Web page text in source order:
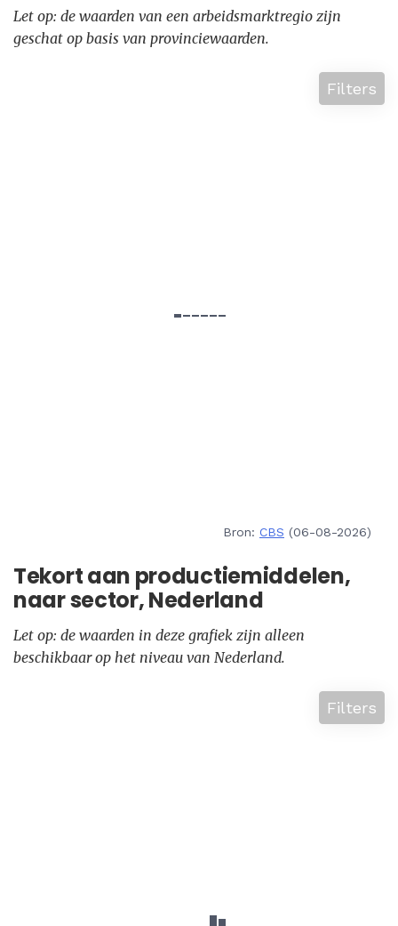
Let op: de waarden van een arbeidsmarktregio zijn
geschat op basis van provinciewaarden.
Filters
Bron: CBS (06-08-2026)
Tekort aan productiemiddelen,
naar sector, Nederland
Let op: de waarden in deze grafiek zijn alleen
beschikbaar op het niveau van Nederland.
Filters